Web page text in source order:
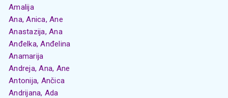
Amalija
Ana, Anica, Ane
Anastazija, Ana
Anđelka, Anđelina
Anamarija
Andreja, Ana, Ane
Antonija, Ančica
Andrijana, Ada